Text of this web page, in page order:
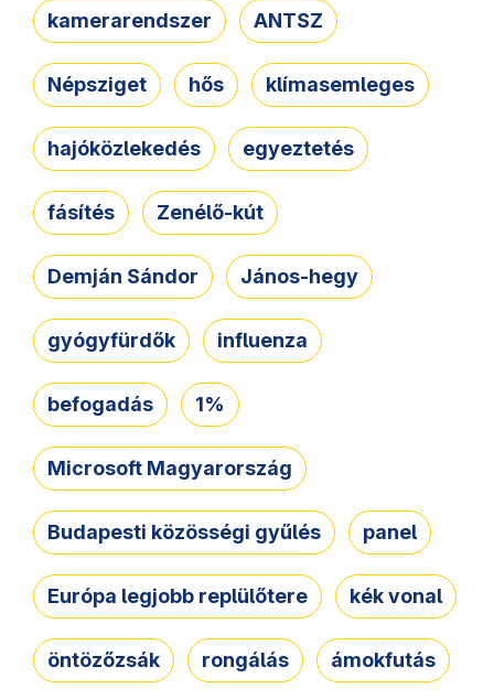
kamerarendszer ANTSZ
Népsziget hős klímasemleges
hajóközlekedés egyeztetés
fásítés Zenélő-kút
Demján Sándor János-hegy
gyógyfürdők influenza
befogadás 1%
Microsoft Magyarország
Budapesti közösségi gyűlés panel
Európa legjobb replülőtere kék vonal
öntözőzsák rongálás ámokfutás